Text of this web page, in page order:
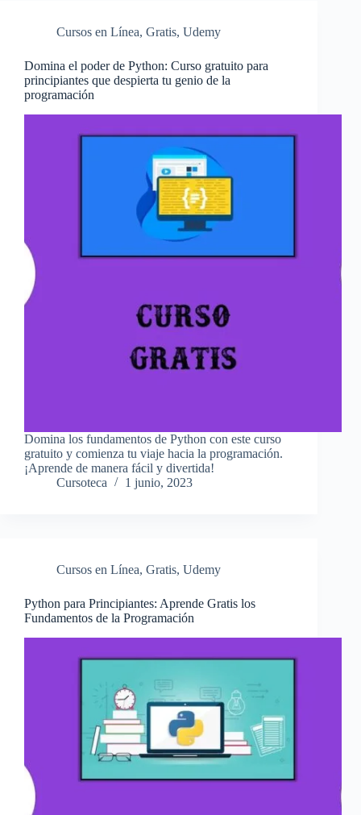
Cursos en Línea, Gratis, Udemy
Domina el poder de Python: Curso gratuito para
principiantes que despierta tu genio de la
programación
Domina los fundamentos de Python con este curso
gratuito y comienza tu viaje hacia la programación.
¡Aprende de manera fácil y divertida!
Cursoteca
1 junio, 2023
Cursos en Línea, Gratis, Udemy
Python para Principiantes: Aprende Gratis los
Fundamentos de la Programación